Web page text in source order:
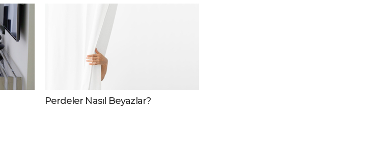
Perdeler Nasıl Beyazlar?